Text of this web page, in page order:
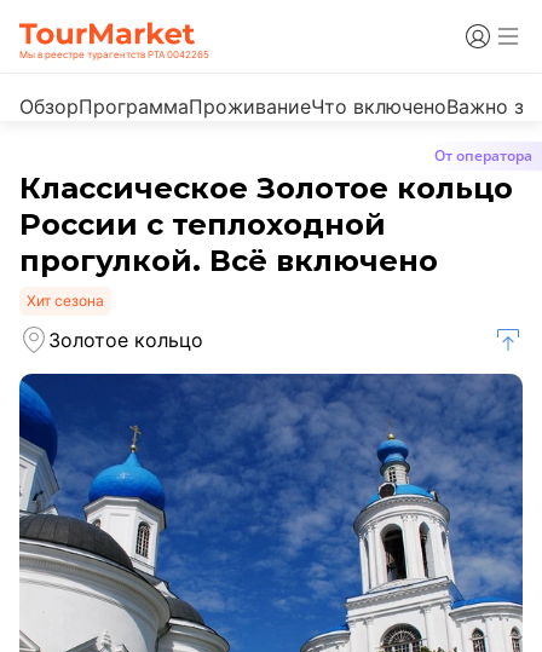
Мы в реестре турагентств РТА 0042265
ОбзорПрограммаПроживаниеЧто включеноВажно
От оператора
Классическое Золотое кольцо
России с теплоходной
прогулкой. Всё включено
Хит сезона
Золотое кольцо